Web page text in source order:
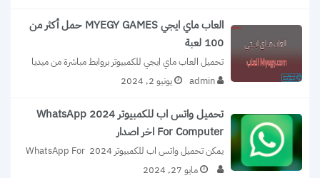
العاب ماي ايجي MYEGY GAMES حمل أكثر من
100 لعبة
فاير 2024 MYEGY GAMES, تنزيل...admin يونيو 2, 2024
تحميل واتس اب للكمبيوتر 2024 WhatsApp
For Computer اخر اصدار
يمكن تحميل واتس اب للكمبيوتر 2024 WhatsApp For
Computer اخر اصدار والاستفادة من كافة...
مايو 27, 2024